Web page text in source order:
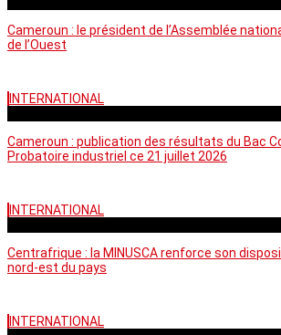
Cameroun : le président de l’Assemblée
de l’Ouest
INTERNATIONAL
Cameroun : publication des résultats du Bac
Probatoire industriel ce 21 juillet 2026
INTERNATIONAL
Centrafrique : la MINUSCA renforce son
nord-est du pays
INTERNATIONAL